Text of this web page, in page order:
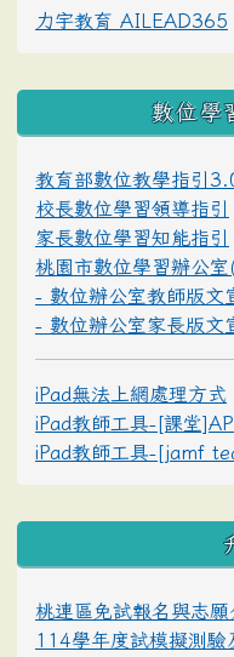
力宇教育 AILEAD365
數位學
教育部數位教學指引
校長數位學習領導指引
家長數位學習知能指引
桃園市數位學習辦公室
- 數位辦公室教師版文
- 數位辦公室家長版文
iPad無法上網處理方式
iPad教師工具-[課堂
iPad教師工具-[jamf
桃連區免試報名與志願
114學年度試模擬測驗